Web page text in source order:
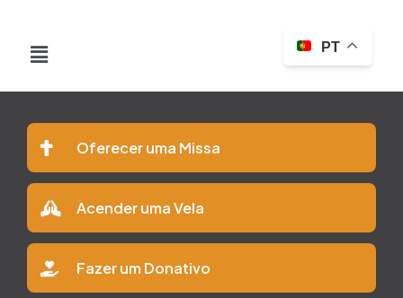
PT
Oferecer uma Missa
Acender uma Vela
Fazer um Donativo